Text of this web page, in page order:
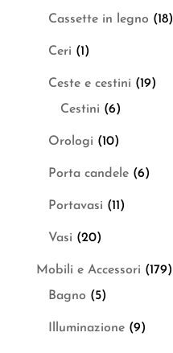
Cassette in legno (18)
Ceri (1)
Ceste e cestini (19)
Cestini (6)
Orologi (10)
Porta candele (6)
Portavasi (11)
Vasi (20)
Mobili e Accessori (179)
Bagno (5)
Illuminazione (9)